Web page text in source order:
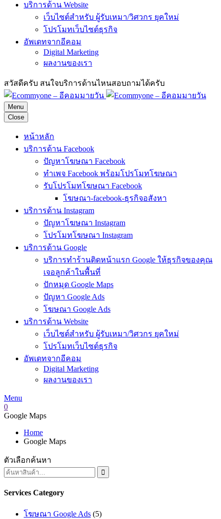
บริการด้าน Website
เว็บไซต์สำหรับ ผู้รับเหมา/วิศวกร ยุคใหม่
โปรโมทเว็บไซต์ธุรกิจ
อัพเดทจากอีคอม
Digital Marketing
ผลงานของเรา
สวัสดีครับ สนใจบริการด้านไหนสอบถามได้ครับ
Menu
Close
หน้าหลัก
บริการด้าน Facebook
ปัญหาโฆษณา Facebook
ทำเพจ Facebook พร้อมโปรโมทโฆษณา
รับโปรโมทโฆษณา Facebook
โฆษณา-facebook-ธุรกิจอสังหา
บริการด้าน Instagram
ปัญหาโฆษณา Instagram
โปรโมทโฆษณา Instagram
บริการด้าน Google
บริการทำร้านติดหน้าแรก Google ให้ธุรกิจของคุณ
เจอลูกค้าในพื้นที่
ปักหมุด Google Maps
ปัญหา Google Ads
โฆษณา Google Ads
บริการด้าน Website
เว็บไซต์สำหรับ ผู้รับเหมา/วิศวกร ยุคใหม่
โปรโมทเว็บไซต์ธุรกิจ
อัพเดทจากอีคอม
Digital Marketing
ผลงานของเรา
Menu
0
Google Maps
Home
Google Maps
ตัวเลือกค้นหา

Services Category
โฆษณา Google Ads (5)